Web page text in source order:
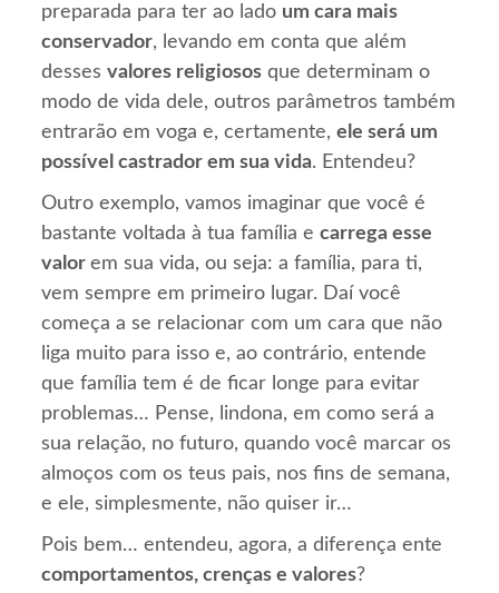
preparada para ter ao lado um cara mais
conservador, levando em conta que além
dessesvalores religiosos que determinam o
modo de vida dele, outros parâmetros também
entrarão em voga e, certamente,ele será um
possível castrador em sua vida. Entendeu?
Outro exemplo, vamos imaginar que você é
bastante voltada à tua família ecarrega esse
valorem sua vida, ou seja: a família, para ti,
vem sempre em primeiro lugar. Daí você
começa a se relacionar com um cara que não
liga muito para isso e, ao contrário, entende
que família tem é de ficar longe para evitar
problemas… Pense, lindona, em como será a
sua relação, no futuro, quando você marcar os
almoços com os teus pais, nos fins de semana,
e ele, simplesmente, não quiser ir…
Pois bem… entendeu, agora, a diferença ente
comportamentos, crenças e valores?